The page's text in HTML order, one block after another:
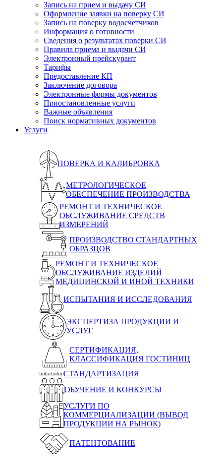
Запись на прием и выдачу СИ
Оформление заявки на поверку СИ
Запись на поверку водосчетчиков
Информация о готовности
Сведения о результатах поверки СИ
Правила приема и выдачи СИ
Электронный прейскурант
Тарифы
Предоставление КП
Заключение договора
Электронные формы документов
Приостановленные услуги
Важные объявления
Поиск нормативных документов
Услуги
ПОВЕРКА И КАЛИБРОВКА
МЕТРОЛОГИЧЕСКОЕ
ОБЕСПЕЧЕНИЕ ПРОИЗВОДСТВА
РЕМОНТ И ТЕХНИЧЕСКОЕ
ОБСЛУЖИВАНИЕ СРЕДСТВ
ИЗМЕРЕНИЙ
ПРОИЗВОДСТВО СТАНДАРТНЫХ
ОБРАЗЦОВ
РЕМОНТ И ТЕХНИЧЕСКОЕ
ОБСЛУЖИВАНИЕ ИЗДЕЛИЙ
МЕДИЦИНСКОЙ И ИНОЙ ТЕХНИКИ
ИСПЫТАНИЯ И ИССЛЕДОВАНИЯ
ЭКСПЕРТИЗА ПРОДУКЦИИ И
УСЛУГ
СЕРТИФИКАЦИЯ,
КЛАССИФИКАЦИЯ ГОСТИНИЦ
СТАНДАРТИЗАЦИЯ
ОБУЧЕНИЕ И КОНКУРСЫ
УСЛУГИ ПО
КОММЕРЦИАЛИЗАЦИИ (ВЫВОД
ПРОДУКЦИИ НА РЫНОК)
ПАТЕНТОВАНИЕ